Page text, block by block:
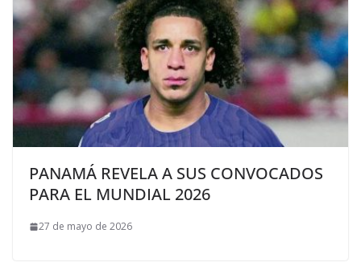
PANAMÁ REVELA A SUS CONVOCADOS
PARA EL MUNDIAL 2026
27 de mayo de 2026